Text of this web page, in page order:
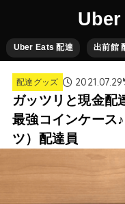
Uber
Uber Eats 配達 出前館
配達グッズ 2021.07.29
ガッツリと現金配
最強コインケース
ツ）配達員